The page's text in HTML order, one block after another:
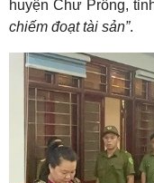
huyện Chư Prông,
chiếm đoạt tài sản”.